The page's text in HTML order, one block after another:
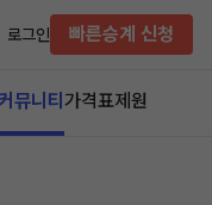
로그인 빠른승계 신청
뮤니티 가격표제원